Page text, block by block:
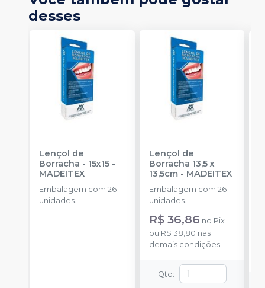
desses
Lençol de
Borracha - 15x15 -
MADEITEX
Embalagem com 26
unidades.
Lençol de
Borracha 13,5 x
13,5cm- MADEITEX
Embalagem com 26
unidades.
R$ 36,86 no Pix
ou R$ 38,80 nas
demais condições
Qtd :